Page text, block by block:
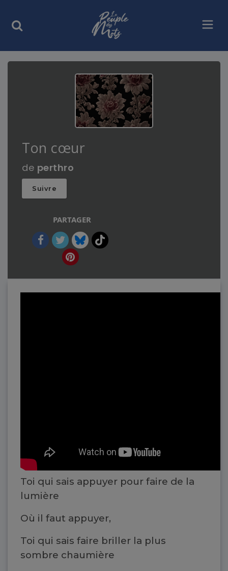
Ton cœur
de perthro
Suivre
PARTAGER
Toi qui sais appuyer pour faire de la
lumière
Où il faut appuyer,
Toi qui sais faire briller la plus
sombre chaumière